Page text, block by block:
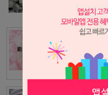
1,000원 500원
스페인산 향료-방
향제향 2ml
1,000원